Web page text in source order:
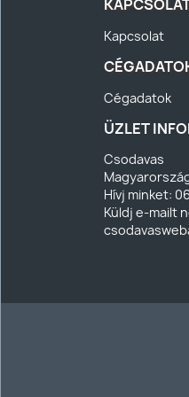
Kapcsolat
Cégadatok
ÜZLET
Csodavas
Hívj minket:
Küldj e-mailt